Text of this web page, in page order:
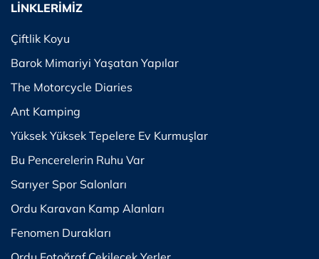
LİNKLERİMİZ
Çiftlik Koyu
Barok Mimariyi Yaşatan Yapılar
The Motorcycle Diaries
Ant Kamping
Yüksek Yüksek Tepelere Ev Kurmuşlar
Bu Pencerelerin Ruhu Var
Sarıyer Spor Salonları
Ordu Karavan Kamp Alanları
Fenomen Durakları